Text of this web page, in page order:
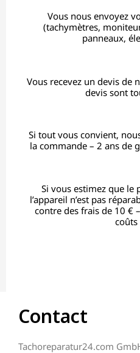
Vous nous envoyez
(tachymètres,
panneaux,
Vous recevez un devis de
devis sont
Si tout vous convient,
la commande – 2 ans de
Si vous estimez que le
l’appareil n’est pas
contre des frais de 10 €
coûts
Contact
Tachoreparatur24.com